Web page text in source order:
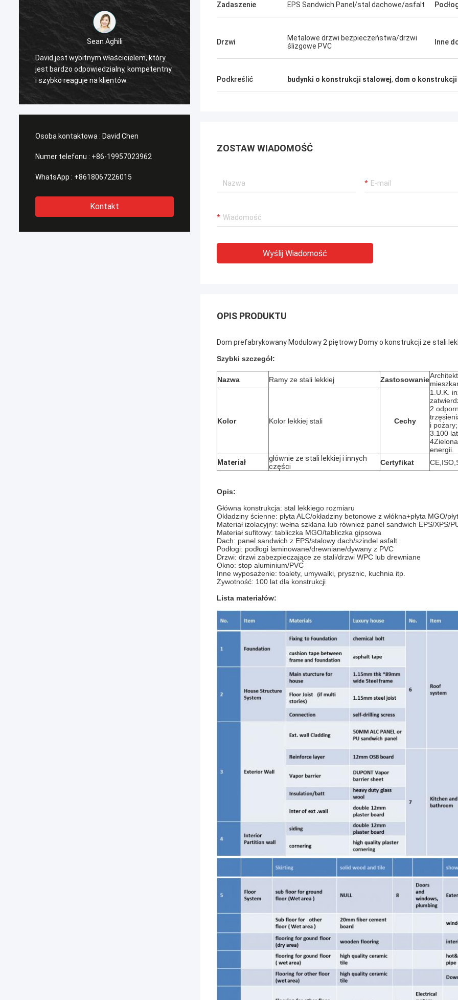
Sean Aghili
David jest wybitnym właścicielem, który
jest bardzo odpowiedzialny, kompetentny
i szybko reaguje na klientów.
Michael Cairns
Gorąco polecam Davida z Deep Blue
rozwiązań w zakresie obudowy stalowej,
które można wysłać w dowolne miejsce
Gary
poważna i
Osoba kontaktowa : David Chen
Numer telefonu : +86-19957023962
WhatsApp : +8618067226015
Kontakt
Zadaszenie EPS Sandwich Panel/stal dachowe/asfalt
Drzwi
Metalowe drzwi bezpieczeństwa/drzwi
ślizgowe PVC
Inne
Podkreślić budynki o konstrukcji stalowej, dom o
ZOSTAW WIADOMOŚĆ
Wyślij Wiadomość
OPIS PRODUKTU
Dom prefabrykowany Modułowy 2 piętrowy Domy o konstrukcji ze stali
Szybki szczegół:
Nazwa Ramy ze stali lekkiej Zastosowanie
Kolor Kolor lekkiej stali Cechy
1.U.K.
i pożary;
3.100
energii.
Materiał
głównie ze stali lekkiej i innych
części
Certyfikat
Opis:
Główna konstrukcja: stal lekkiego rozmiaru
Okładziny ścienne: płyta ALC/okładziny betonowe z włókna+płyta MGO/
Materiał izolacyjny: wełna szklana lub również panel sandwich EPS/XPS/
Materiał sufitowy: tabliczka MGO/tabliczka gipsowa
Dach: panel sandwich z EPS/stalowy dach/szindel asfalt
Podłogi: podłogi laminowane/drewniane/dywany z PVC
Drzwi: drzwi zabezpieczające ze stali/drzwi WPC lub drewniane
Okno: stop aluminium/PVC
Inne wyposażenie: toalety, umywalki, prysznic, kuchnia itp.
Żywotność: 100 lat dla konstrukcji
Lista materiałów: